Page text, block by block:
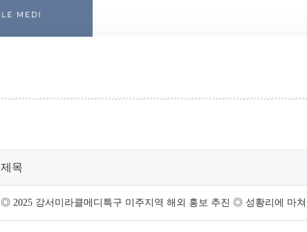
제목
◎ 2025 강서미라클메디특구 미주지역 해외 홍보 추진 ◎ 성황리에 마쳐